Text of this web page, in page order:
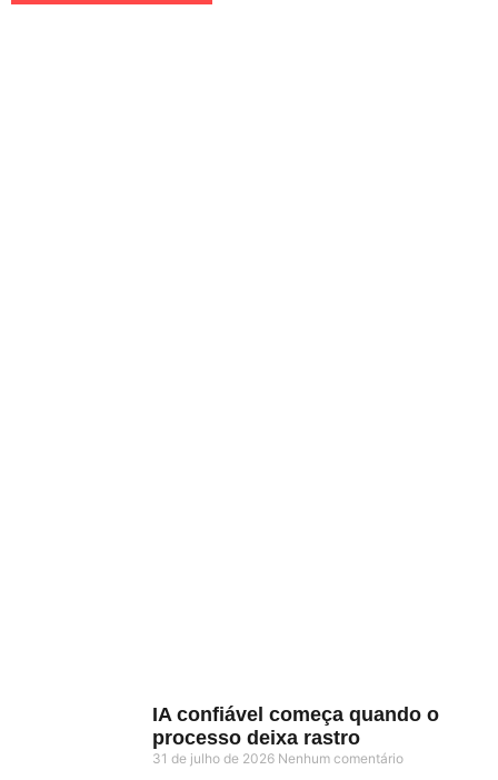
IA confiável começa quando o
processo deixa rastro
31 de julho de 2026 Nenhum comentário